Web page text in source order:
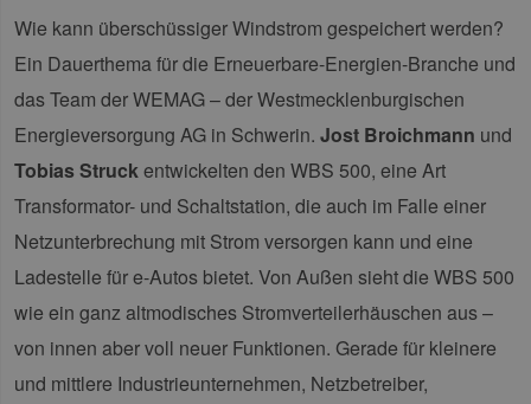
Wie kann überschüssiger Windstrom gespeichert werden?
Ein Dauerthema für die Erneuerbare-Energien-Branche und
das Team der WEMAG – der Westmecklenburgischen
Energieversorgung AG in Schwerin. Jost Broichmann und
Tobias Struckentwickelten den WBS 500, eine Art
Transformator- und Schaltstation, die auch im Falle einer
Netzunterbrechung mit Strom versorgen kann und eine
Ladestelle für e-Autos bietet. Von Außen sieht die WBS 500
wie ein ganz altmodisches Stromverteilerhäuschen aus –
von innen aber voll neuer Funktionen. Gerade für kleinere
und mittlere Industrieunternehmen, Netzbetreiber,